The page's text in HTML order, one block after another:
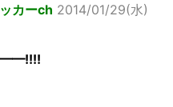
カーch 2014/01/29(水)